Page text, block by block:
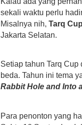
sekali waktu perlu
Misalnya nih, Tarq Cup
Jakarta Selatan.
Setiap tahun Tarq
beda. Tahun ini tema
Rabbit Hole and Into
Para penonton yang